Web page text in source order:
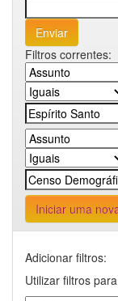
Filtros correntes:
Iniciar uma
Adicionar filtros:
Utilizar filtros